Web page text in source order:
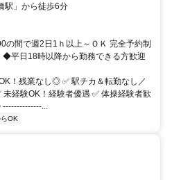
川橋駅」から徒歩6分
の間で週2日1ｈ以上～ＯＫ 完全予約制
◆平日18時以降から勤務できる方歓迎
！残業なし◎ ✅ 駅チカ＆転勤なし／
経験OK！経験者優遇 ✅ 体操経験者歓
...
OK